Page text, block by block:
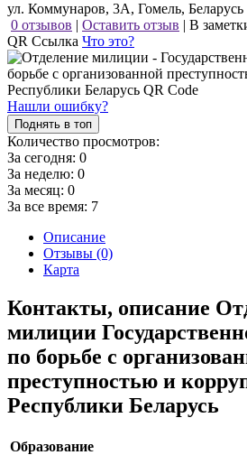
ул. Коммунаров, 3А, Гомель, Беларусь
0 отзывов | Оставить отзыв | В
QR Ссылка Что это?
Нашли ошибку?
Поднять в топ
Количество просмотров:
За сегодня: 0
За неделю: 0
За месяц: 0
За все время: 7
Описание
Отзывы (0)
Карта
Контакты, описание
милиции
по борьбе с
преступностью и
Республики Беларусь
Образование